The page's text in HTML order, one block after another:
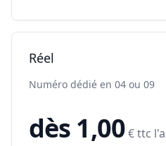
Réel
Numéro dédié en 04 ou 09
dès 1,00€ ttc